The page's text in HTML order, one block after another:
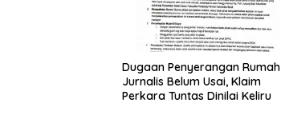
Dugaan Penyerangan Rumah
Jurnalis Belum Usai, Klaim
Perkara Tuntas Dinilai Keliru